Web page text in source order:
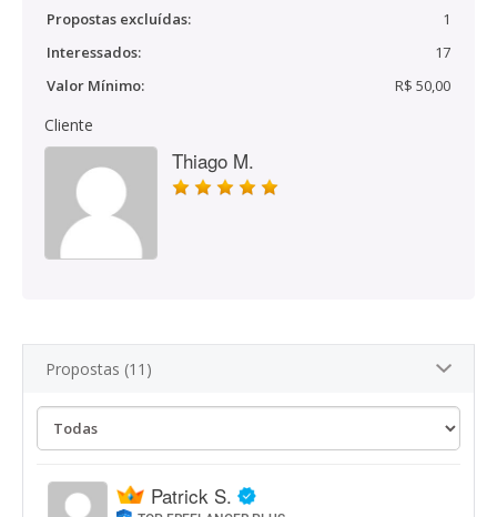
Propostas excluídas:
1
Interessados:
17
Valor Mínimo:
R$ 50,00
Cliente
Thiago M.
Propostas (11)
Patrick S.